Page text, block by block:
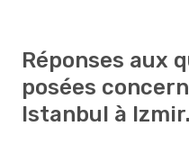
Réponses aux
posées
Istanbul à Izmir.